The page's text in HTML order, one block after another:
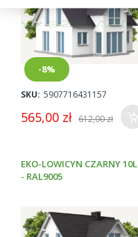
-8%
SKU: 5907716431157
565,00 zł 612,00 zł
EKO-LOWICYN CZARNY 10L
- RAL9005